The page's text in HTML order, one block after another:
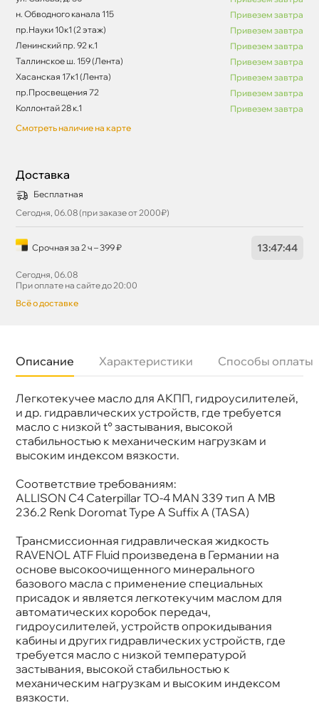
н. Обводного канала 115
Привезем завтра
пр.Науки 10к1 (2 этаж)
Привезем завтра
Ленинский пр. 92 к.1
Привезем завтра
Таллинское ш. 159 (Лента)
Привезем завтра
Хасанская 17к1 (Лента)
Привезем завтра
пр.Просвещения 72
Привезем завтра
Коллонтай 28 к.1
Привезем завтра
Смотреть наличие на карте
Доставка
Бесплатная
Сегодня, 06.08 (при заказе от 2000₽)
Срочная за 2 ч – 399 ₽ 13:47:44
Сегодня, 06.08
При оплате на сайте до 20:00
сё о доставке
Описание Характеристики Способы оплаты
Легкотекучее масло для АКПП, гидроусилителей,
и др. гидравлических устройств, где требуется
масло с низкой t° застывания, высокой
стабильностью к механическим нагрузкам и
ысоким индексом вязкости.
Соответствие требованиям:
ALLISON C4 Caterpillar TO-4 MAN 339 тип A MB
236.2 Renk Doromat Type A Suffix A (TASA)
Трансмиссионная гидравлическая жидкость
RAVENOL ATF Fluid произведена в Германии на
основе высокоочищенного минерального
азового масла с применение специальных
присадок и является легкотекучим маслом для
автоматических коробок передач,
идроусилителей, устройств опрокидывания
кабины и других гидравлических устройств, где
требуется масло с низкой температурой
застывания, высокой стабильностью к
механическим нагрузкам и высоким индексом
язкости.
Бренд
Ravenol
Спецификации
MB 236.2
Объем
1л
Артикул
1213101-001-01-999
Применение
АКПП